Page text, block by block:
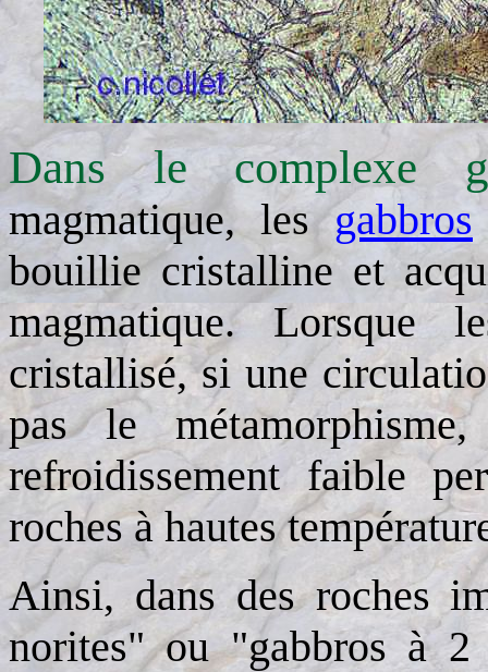
Dans le complexe
magmatique, lesgabbros
bouillie cristalline et
magmatique. Lorsque
cristallisé,si une
pas le
refroidissement faible
roches à hautes
Ainsi, dans des roches
norites" ou "gabbros à 2